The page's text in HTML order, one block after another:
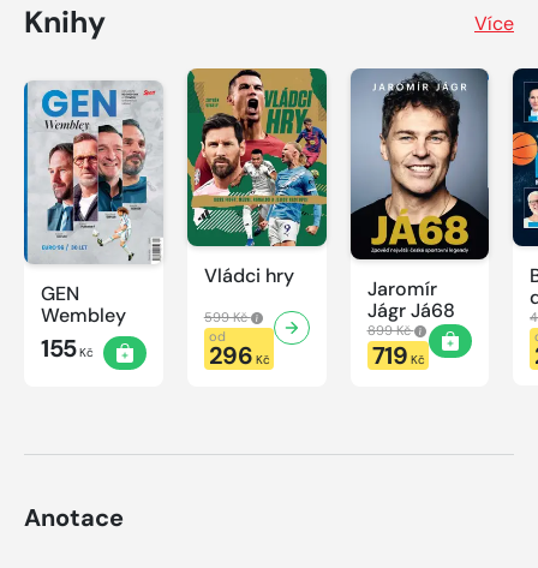
Knihy Více
GEN
Wembley
155Kč
Vládci hry
599 Kč
od
296 Kč
Jaromír
Jágr Já68
899 Kč
719 Kč
Anotace